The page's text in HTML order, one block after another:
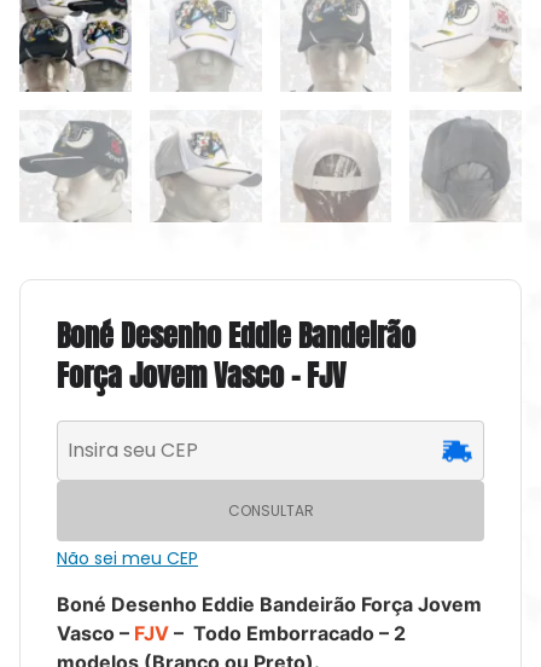
Boné Desenho Eddie Bandeirão
Força Jovem Vasco – FJV
CONSULTAR
Não sei meu CEP
Boné Desenho Eddie Bandeirão Força Jovem
Vasco – FJV – Todo Emborracado – 2
modelos (Branco ou Preto).